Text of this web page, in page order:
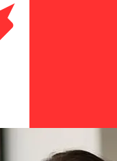
转账的交付时间因